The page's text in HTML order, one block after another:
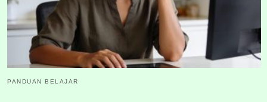
PANDUAN BELAJAR